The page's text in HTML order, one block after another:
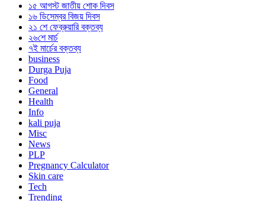
১৫ আগস্ট জাতীয় শোক দিবস
১৬ ডিসেম্বর বিজয় দিবস
২১ শে ফেব্রুয়ারি বক্তব্য
২৬শে মার্চ
৭ই মার্চের বক্তব্য
business
Durga Puja
Food
General
Health
Info
kali puja
Misc
News
PLP
Pregnancy Calculator
Skin care
Tech
Trending